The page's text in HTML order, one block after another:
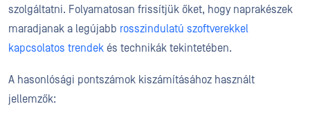
szolgáltatni. Folyamatosan frissítjük őket, hogy naprakészek
maradjanak a legújabb rosszindulatú szoftverekkel
kapcsolatos trendek és technikák tekintetében.
A hasonlósági pontszámok kiszámításához használt
jellemzők: